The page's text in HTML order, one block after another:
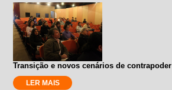
Transição e novos cenários de contrapoder
LER MAIS